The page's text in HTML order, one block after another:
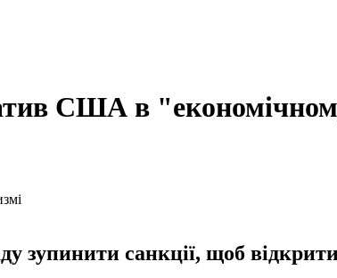
США в
зупинити санкції, щоб